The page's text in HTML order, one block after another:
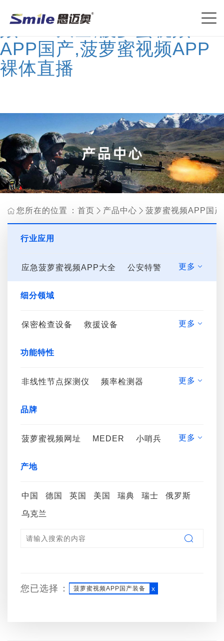
菠萝蜜视频网址,菠萝蜜视
频APP大全,菠萝蜜视频
APP国产,菠萝蜜视频APP
裸体直播
您所在的位置： 首页  产品中心  菠萝蜜视频APP国
行业应用
应急菠萝蜜视频APP大全 公安特警
菠萝蜜视频APP国产装备
更多 
细分领域
保密检查设备 救援设备
频率干扰设备 枪瞄设备
更多 
功能特性
非线性节点探测仪 频率检测器
音频放大器 手机探测仪
更多 
品牌
菠萝蜜视频网址 MEDER 小哨兵
Digiscan Labs. JJN Digital ST
更多 
产地
中国 德国 英国 美国 瑞典 瑞士 俄罗斯
乌克兰

您已选择： 菠萝蜜视频APP国产装备 x